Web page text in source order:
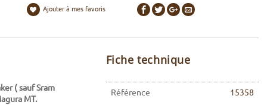
Ajouter à mes favoris
(sauf Sram
MT.
Fiche technique
Référence 15358